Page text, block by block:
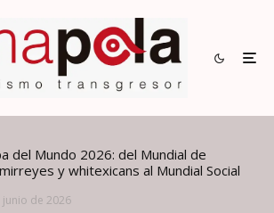
del Mundo 2026: del Mundial de
y whitexicans al Mundial Social
junio de 2026